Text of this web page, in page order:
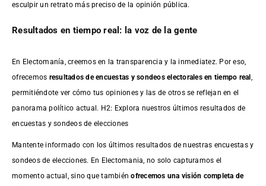
esculpir un retrato más preciso de la opinión pública.
Resultados en tiempo real: la voz de la gente
En Electomanía, creemos en la transparencia y la inmediatez. Por eso,
ofrecemos resultados deencuestas y sondeos electorales en tiempo real
permitiéndote ver cómo tus opiniones y las de otros se reflejan en el
panorama político actual. H2: Explora nuestros últimos resultados de
encuestas y sondeos de elecciones
Mantente informado con los últimos resultados de nuestras encuestasy
sondeos de elecciones. En Electomania, no solo capturamos el
momento actual, sino que tambiénofrecemos una visión completa de